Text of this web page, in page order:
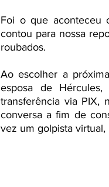
Foi o que aconteceu
contou para nossa
roubados.
Ao escolher a
esposa de
transferência via PIX,
conversa a fim de
vez um golpista virtual,